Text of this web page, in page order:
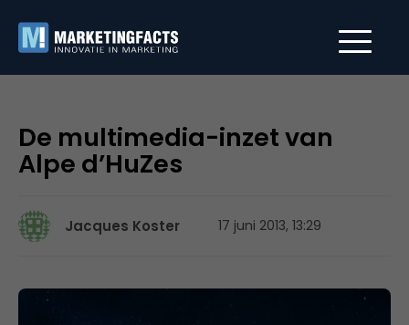
De multimedia-inzet van
Alpe d’HuZes
Jacques Koster 17 juni 2013, 13:29